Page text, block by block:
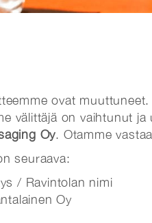
ovat muuttuneet.
välittäjä on vaihtunut
Oy. Otamme
seuraava:
/ Ravintolan nimi
Oy